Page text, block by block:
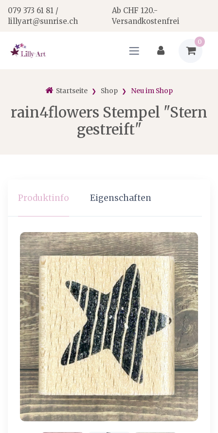
079 373 61 81 /
lillyart@sunrise.ch
Ab CHF 120.-
Versandkostenfrei
0
Startseite Shop Neu im Shop
rain4flowers Stempel "Stern
gestreift"
Produktinfo Eigenschaften